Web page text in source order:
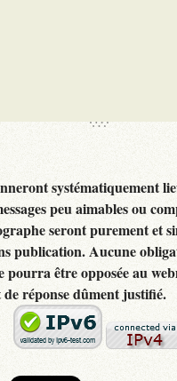
systématiquement
peu aimables ou
seront purement et
publication. Aucune
pourra être opposée au
réponse dûment justifié.